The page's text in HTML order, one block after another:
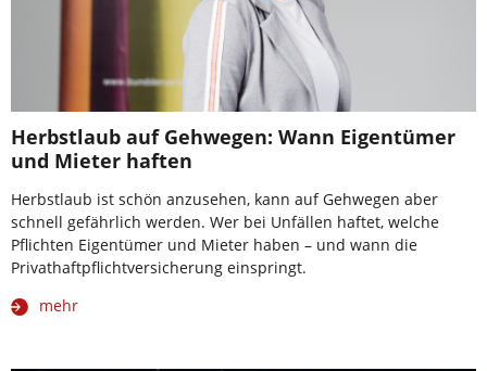
Herbstlaub auf Gehwegen: Wann Eigentümer
und Mieter haften
Herbstlaub ist schön anzusehen, kann auf Gehwegen aber
schnell gefährlich werden. Wer bei Unfällen haftet, welche
Pflichten Eigentümer und Mieter haben – und wann die
Privathaftpflichtversicherung einspringt.
mehr